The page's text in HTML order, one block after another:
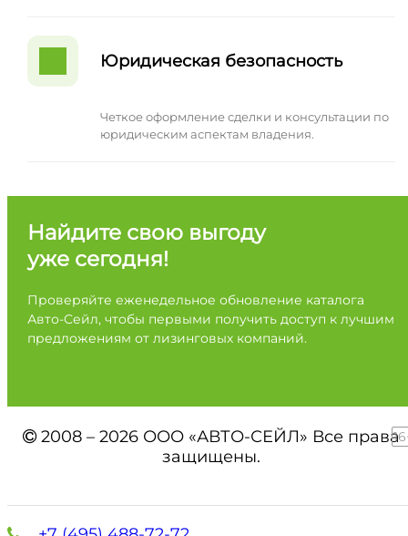
Юридическая безопасность
Четкое оформление сделки и консультации по
юридическим аспектам владения.
Найдите свою выгоду
уже сегодня!
Проверяйте еженедельное обновление каталога
Авто-Сейл, чтобы первыми получить доступ к лучшим
предложениям от лизинговых компаний.
2008 – 2026 ООО «АВТО-СЕЙЛ» Все права
защищены.